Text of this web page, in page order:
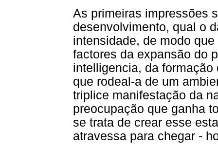
As primeiras impressões
desenvolvimento, qual o
intensidade, de modo
factores da expansão do
intelligencia, da
que rodeal-a de um
triplice manifestação da
preocupação que ganha
se trata de crear esse
atravessa para chegar -